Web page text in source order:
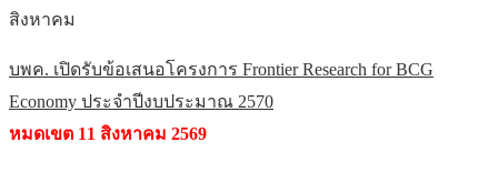
สิงหาคม
บพค. เปิดรับข้อเสนอโครงการ Frontier Research for BCG
Economy ประจำปีงบประมาณ 2570
หมดเขต 11 สิงหาคม 2569